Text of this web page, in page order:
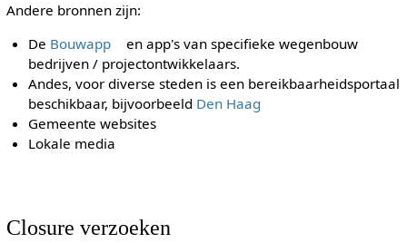
Andere bronnen zijn:
De Bouwapp
en app's van specifieke wegenbouw
bedrijven / projectontwikkelaars.
Andes, voor diverse steden is een bereikbaarheidsportaal
beschikbaar, bijvoorbeeld Den Haag
Gemeente websites
Lokale media
Closure verzoeken